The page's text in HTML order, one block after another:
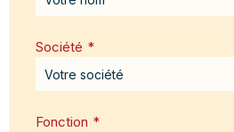
Société *
Fonction *